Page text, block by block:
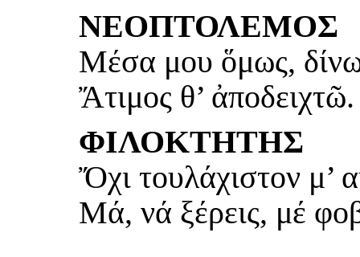
ΝΕΟΠΤΟΛΕΜΟΣ
Μέσα μου ὅμως,
Ἄτιμος θ’ ἀποδειχτῶ.
ΦΙΛΟΚΤΗΤΗΣ
Ὄχι τουλάχιστον μ’
Μά, νά ξέρεις, μέ